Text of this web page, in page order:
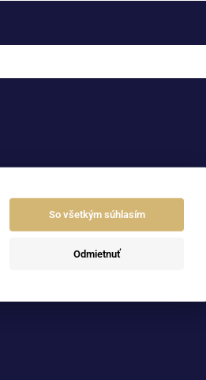
So všetkým súhlasím
Odmietnuť